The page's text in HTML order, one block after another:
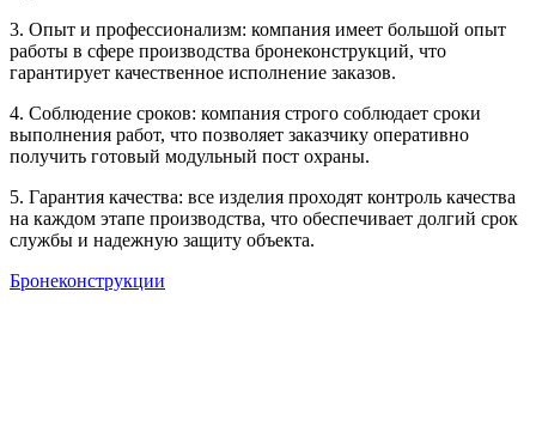
3. Опыт и профессионализм: компания имеет большой опыт
работы в сфере производства бронеконструкций, что
гарантирует качественное исполнение заказов.
4. Соблюдение сроков: компания строго соблюдает сроки
выполнения работ, что позволяет заказчику оперативно
получить готовый модульный пост охраны.
5. Гарантия качества: все изделия проходят контроль качества
на каждом этапе производства, что обеспечивает долгий срок
службы и надежную защиту объекта.
Бронеконструкции